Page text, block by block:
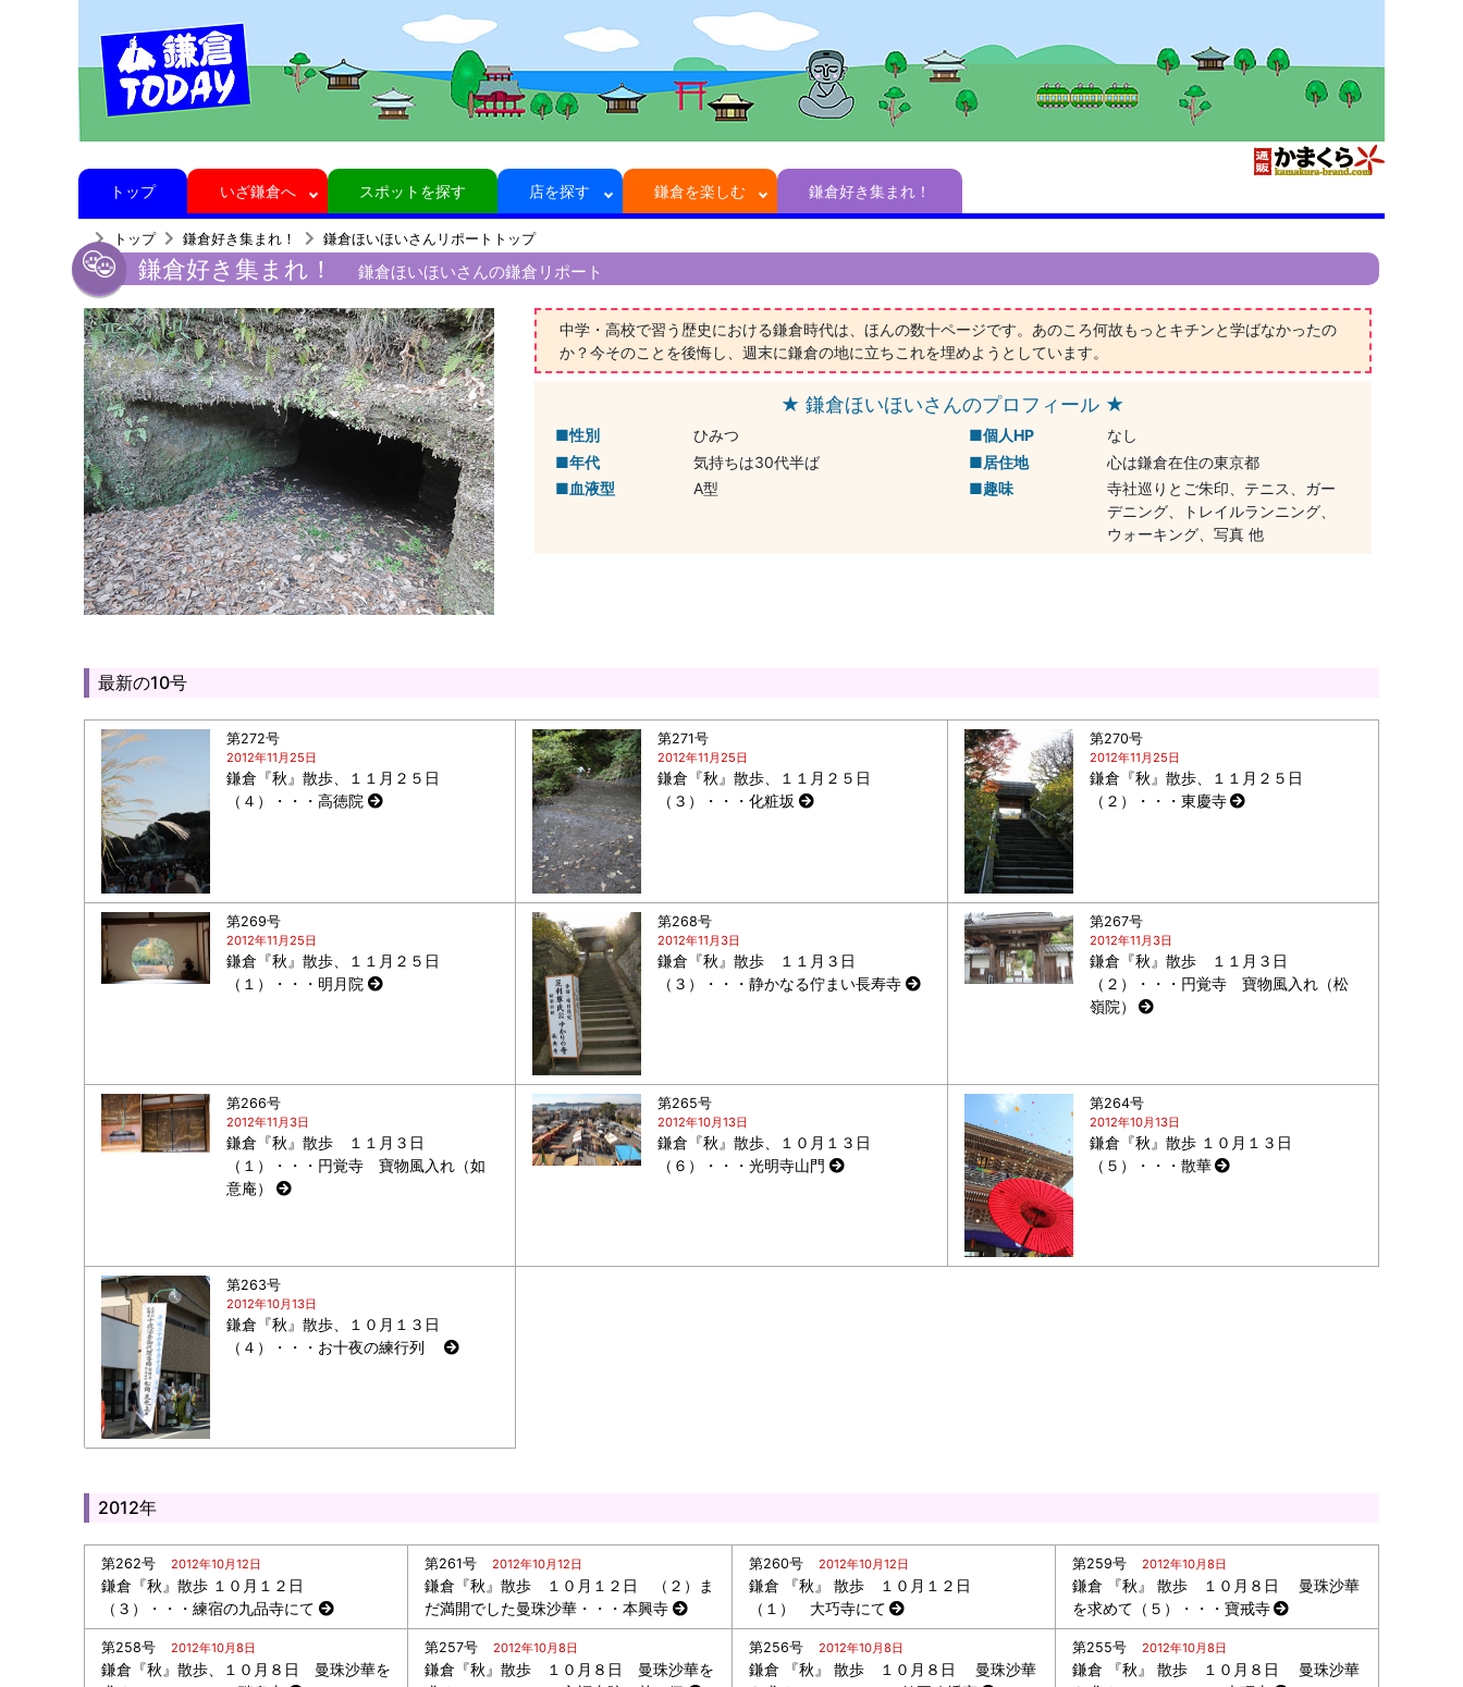
トップ いざ鎌倉へ スポットを探す 店を探す 鎌倉を楽しむ 鎌倉好き集まれ！
トップ 鎌倉好き集まれ！ 鎌倉ほいほいさんリポートトップ
鎌倉好き集まれ！ 鎌倉ほいほいさんの鎌倉リポート
中学・高校で習う歴史における鎌倉時代は、ほんの数十ページです。あのころ何故もっとキチンと学ばなかったの
か？今そのことを後悔し、週末に鎌倉の地に立ちこれを埋めようとしています。
★ 鎌倉ほいほいさんのプロフィール ★
性別 ひみつ 個人HP
なし
年代
気持ちは30代半ば 居住地
心は鎌倉在住の東京都
血液型
A型 趣味
寺社巡りとご朱印、テニス、ガー
デニング、トレイルランニング、
ウォーキング、写真 他
最新の10号
第272号
2012年11月25日
鎌倉『秋』散歩、１１月２５日
（４）・・・高徳院
第271号
2012年11月25日
鎌倉『秋』散歩、１１月２５日
（３）・・・化粧坂
第270号
2012年11月25日
鎌倉『秋』散歩、１１月２５日
（２）・・・東慶寺
第269号
2012年11月25日
鎌倉『秋』散歩、１１月２５日
（１）・・・明月院
第268号
2012年11月3日
鎌倉『秋』散歩 １１月３日
（３）・・・静かなる佇まい長寿寺
第267号
2012年11月3日
鎌倉『秋』散歩 １１月３日
（２）・・・円覚寺 寶物風入れ（松
嶺院）
第266号
2012年11月3日
鎌倉『秋』散歩 １１月３日
（１）・・・円覚寺 寶物風入れ（如
意庵）
第265号
2012年10月13日
鎌倉『秋』散歩、１０月１３日
（６）・・・光明寺山門
第264号
2012年10月13日
鎌倉『秋』散歩 １０月１３日
（５）・・・散華
第263号
2012年10月13日
鎌倉『秋』散歩、１０月１３日
（４）・・・お十夜の練行列
2012年
第262号 2012年10月12日
鎌倉『秋』散歩 １０月１２日
（３）・・・練宿の九品寺にて
第261号 2012年10月12日
鎌倉『秋』散歩 １０月１２日 （２）ま
だ満開でした曼珠沙華・・・本興寺
第260号 2012年10月12日
鎌倉 『秋』 散歩 １０月１２日
（１） 大巧寺にて
第259号 2012年10月8日
鎌倉 『秋』 散歩 １０月８日 曼珠沙華
を求めて（５）・・・寶戒寺
第258号 2012年10月8日
鎌倉『秋』散歩、１０月８日 曼珠沙華を
第257号 2012年10月8日
鎌倉『秋』散歩 １０月８日 曼珠沙華を
第256号 2012年10月8日
鎌倉 『秋』 散歩 １０月８日 曼珠沙華
第255号 2012年10月8日
鎌倉 『秋』 散歩 １０月８日 曼珠沙華